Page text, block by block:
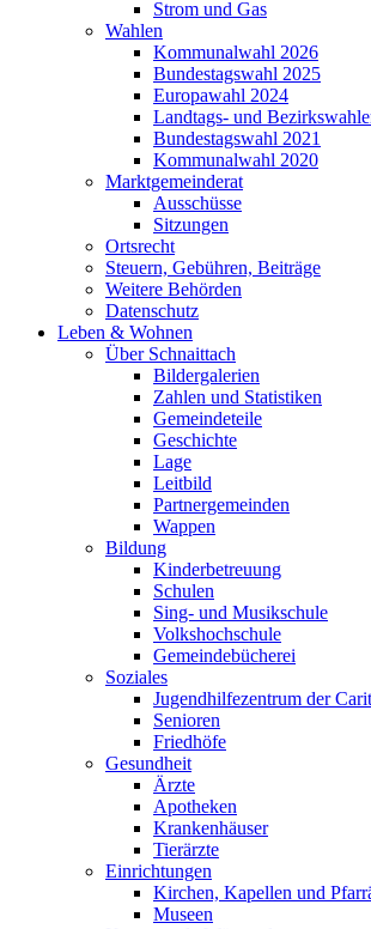
Strom und Gas
Wahlen
Kommunalwahl 2026
Bundestagswahl 2025
Europawahl 2024
Landtags- und
Bundestagswahl 2021
Kommunalwahl 2020
Marktgemeinderat
Ausschüsse
Sitzungen
Ortsrecht
Steuern, Gebühren, Beiträge
Weitere Behörden
Datenschutz
Leben & Wohnen
Über Schnaittach
Bildergalerien
Zahlen und Statistiken
Gemeindeteile
Geschichte
Lage
Leitbild
Partnergemeinden
Wappen
Bildung
Kinderbetreuung
Schulen
Sing- und Musikschule
Volkshochschule
Gemeindebücherei
Soziales
Jugendhilfezentrum der
Senioren
Friedhöfe
Gesundheit
Ärzte
Apotheken
Krankenhäuser
Tierärzte
Einrichtungen
Kirchen, Kapellen und
Museen